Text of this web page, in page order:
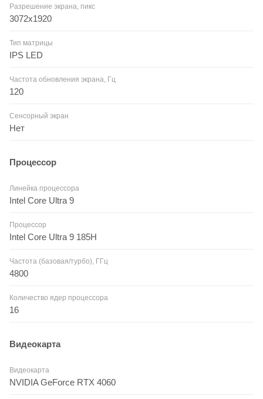
Разрешение экрана, пикс
3072x1920
Тип матрицы
IPS LED
Частота обновления экрана, Гц
120
Сенсорный экран
Нет
Процессор
Линейка процессора
Intel Core Ultra 9
Процессор
Intel Core Ultra 9 185H
Частота (базовая/турбо), ГГц
4800
Количество ядер процессора
16
Видеокарта
Видеокарта
NVIDIA GeForce RTX 4060